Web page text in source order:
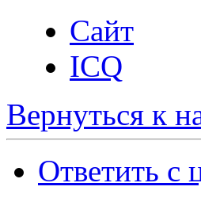
Сайт
ICQ
Вернуться к
Ответить с